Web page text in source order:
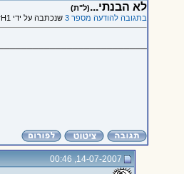
לא הבנתי...(ל"ת)
בתגובה להודעה מספר 3
שנכתבה על ידי HummerH1 שמתחילה ב "טוקבק 1 רולז: ..."
14-07-2007, 00:46